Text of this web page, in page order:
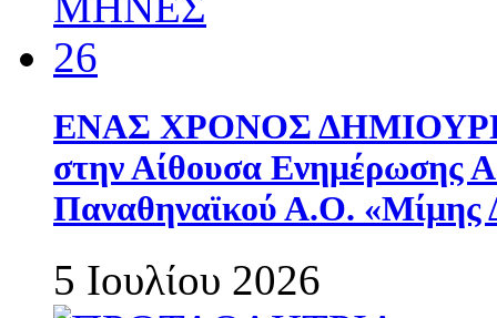
ΕΝΑΣ ΧΡΟΝΟΣ
στην Αίθουσα Ενημέρωσης
Παναθηναϊκού Α.Ο. «Μίμης
5 Ιουλίου 2026